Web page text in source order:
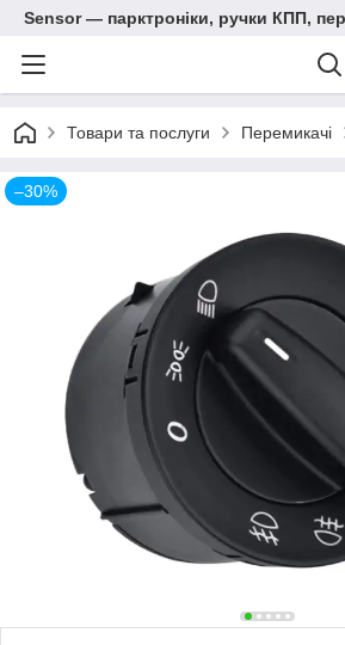
Sensor — парктроніки, ручки КПП,
Товари та послуги Перемикачі
–30%